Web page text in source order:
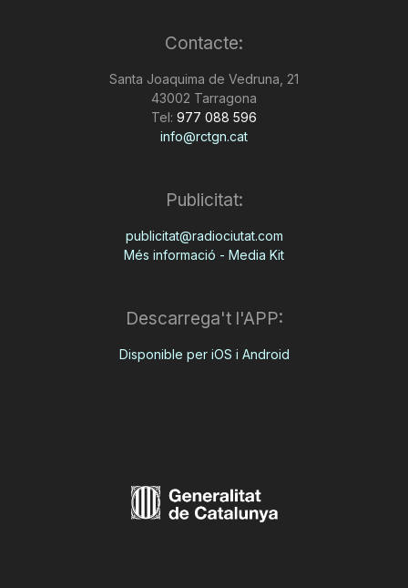
Contacte:
Santa Joaquima de Vedruna, 21
43002 Tarragona
Tel: 977 088 596
info@rctgn.cat
Publicitat:
publicitat@radiociutat.com
Més informació - Media Kit
Descarrega't l'APP:
Disponible per iOS i Android